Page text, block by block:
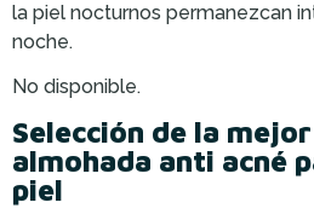
la piel nocturnos permanezcan
noche.
No disponible.
Selección de la
almohada anti acné
piel